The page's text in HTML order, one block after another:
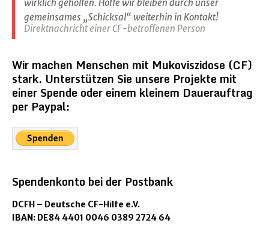
wirklich geholfen. Hoffe wir bleiben durch unser
gemeinsames „Schicksal“ weiterhin in Kontakt!
Direktnachricht einer CF-betroffenen Person
Wir machen Menschen mit Mukoviszidose (CF)
stark. Unterstützen Sie unsere Projekte mit
einer Spende oder einem kleinem Dauerauftrag
per Paypal:
Spendenkonto bei der Postbank
DCFH – Deutsche CF-Hilfe e.V.
IBAN: DE84 4401 0046 0389 2724 64